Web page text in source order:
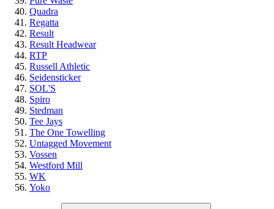
Quadra
Regatta
Result
Result Headwear
RTP
Russell Athletic
Seidensticker
SOL'S
Spiro
Stedman
Tee Jays
The One Towelling
Untagged Movement
Vossen
Westford Mill
WK
Yoko